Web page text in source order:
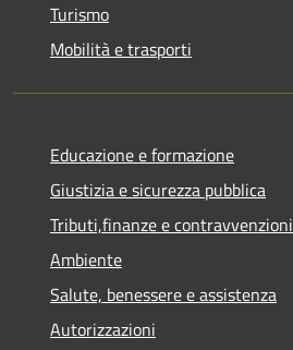
Turismo
Mobilità e trasporti
Educazione e formazione
Giustizia e sicurezza pubblica
Tributi,finanze e contravvenzioni
Ambiente
Salute, benessere e assistenza
Autorizzazioni